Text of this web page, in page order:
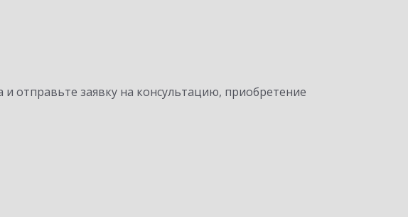
отправьте заявку на консультацию, приобретение